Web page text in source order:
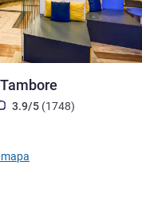
de Avis (Clasificación de
3.9/5 (1748opiniones
)